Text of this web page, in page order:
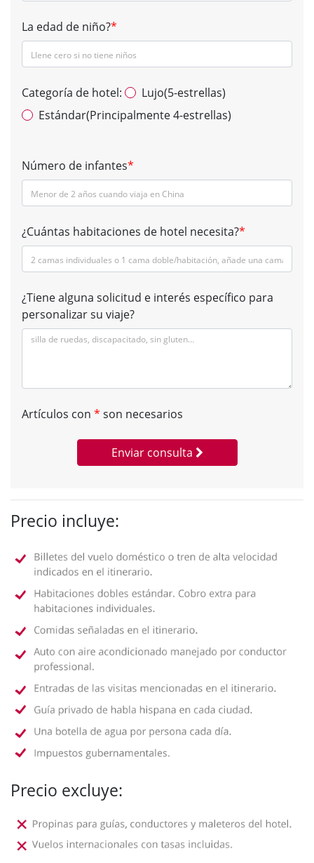
La edad de niño?*
Categoría de hotel:
Lujo(5-estrellas)
Estándar(Principalmente 4-estrellas)
Número de infantes*
¿Cuántas habitaciones de hotel necesita?*
¿Tiene alguna solicitud e interés específico para
personalizar su viaje?
Artículos con * son necesarios
Enviar consulta
Precio incluye:
Precio excluye: